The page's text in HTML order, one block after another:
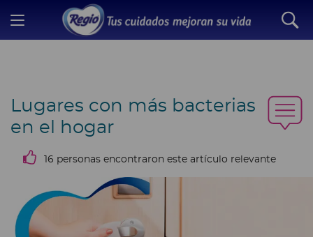
Lugares con más bacterias
en el hogar
16 personas encontraron este artículo relevante